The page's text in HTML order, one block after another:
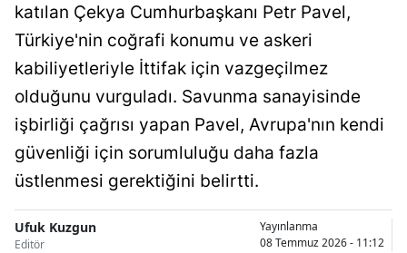
Aydın
Bilecik
Bingöl
Bolu
Burdur
katılan Çekya Cumhurbaşkanı Petr Pavel,
Türkiye'nin coğrafi konumu ve askeri
kabiliyetleriyle İttifak için vazgeçilmez
olduğunu vurguladı. Savunma sanayisinde
işbirliği çağrısı yapan Pavel, Avrupa'nın kendi
güvenliği için sorumluluğu daha fazla
üstlenmesi gerektiğini belirtti.
Ufuk Kuzgun
Editör
Yayınlanma
08 Temmuz 2026 - 11:12